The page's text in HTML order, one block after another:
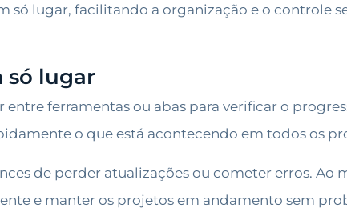
só lugar, facilitando a organização e o controle
só lugar
ferramentas ou abas para verificar o
o que está acontecendo em todos os
de perder atualizações ou cometer erros. Ao
e manter os projetos em andamento sem